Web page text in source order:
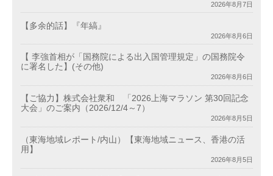
2026年8月7日
【多余的話】『年縞』
2026年8月6日
【 李強首相が「国務院による出入国管理規定」の国務院令
に署名した】(その他)
2026年8月6日
【ご協力】株式会社衆和 「2026上海マラソン 第30回記念
大会」のご案内（2026/12/4～7）
2026年8月5日
（東海地域レポート/内山）【東海地域ニュース、香港の活
用】
2026年8月5日